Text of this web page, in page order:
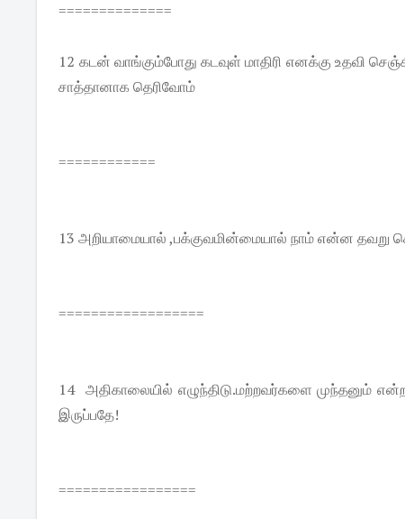
==============
12 கடன் வாங்கும்போது கடவுள் மாதிரி எனக்கு உதவி
சாத்தானாக தெரிவோம்
============
13 அறியாமையால் ,பக்குவமின்மையால் நாம் என்ன தவறு
==================
14 அதிகாலையில் எழுந்திடு.மற்றவர்களை முந்தனும்
இருப்பதே!
=================